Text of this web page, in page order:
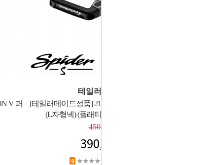
V 퍼
테일러메이드
[테일러메이드정품] 21년 스파이더 S 퍼터 1번
(L자형넥) (플래티늄/화이트) 34인치
450,000
390,000
0 ★★★★★